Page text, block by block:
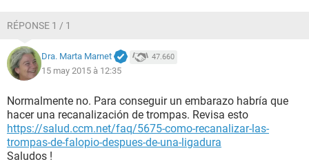
RÉPONSE 1 / 1
Dra. Marta Marnet 47.660
15 may 2015 à 12:35
Normalmente no. Para conseguir un embarazo habría que
hacer una recanalización de trompas. Revisa esto
https://salud.ccm.net/faq/5675-como-recanalizar-las-
trompas-de-falopio-despues-de-una-ligadura
Saludos !